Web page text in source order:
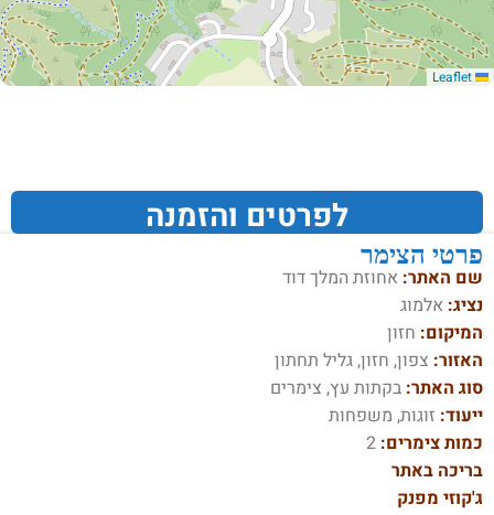
Leaflet
לפרטים והזמנה
פרטי הצימר
שם האתר: אחוזת המלך דוד
נציג: אלמוג
המיקום: חזון
האזור: צפון, חזון, גליל תחתון
סוג האתר: בקתות עץ, צימרים
ייעוד: זוגות, משפחות
כמות צימרים: 2
בריכה באתר
ג'קוזי מפנק